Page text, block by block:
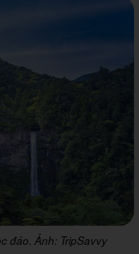
đáo. Ảnh: TripSavvy